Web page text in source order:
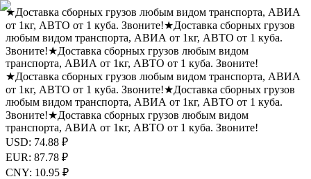
★Доставка сборных грузов любым видом транспорта, АВИА
от 1кг, АВТО от 1 куба. Звоните!★Доставка сборных грузов
любым видом транспорта, АВИА от 1кг, АВТО от 1 куба.
Звоните!★Доставка сборных грузов любым видом
транспорта, АВИА от 1кг, АВТО от 1 куба. Звоните!
★Доставка сборных грузов любым видом транспорта, АВИА
от 1кг, АВТО от 1 куба. Звоните!★Доставка сборных грузов
любым видом транспорта, АВИА от 1кг, АВТО от 1 куба.
Звоните!★Доставка сборных грузов любым видом
транспорта, АВИА от 1кг, АВТО от 1 куба. Звоните!
USD: 74.88 ₽
EUR: 87.78 ₽
CNY: 10.95 ₽